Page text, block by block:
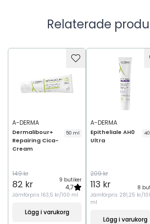
Relaterade
A-DERMA
Dermalibour+
Repairing Cica-
Cream
50 ml
149 kr
82 kr 9 butiker
4,7
Jämförpris 163,5 kr/100 ml
Lägg i varukorg
A-DERMA
Epitheliale AH0
Ultra
209 kr
113 kr
8
Jämförpris 281,25 kr/
ml
Lägg i varukorg